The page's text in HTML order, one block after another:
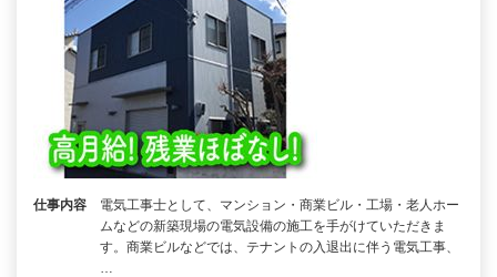
仕事内容
電気工事士として、マンション・商業ビル・工場・老人ホー
ムなどの新築現場の電気設備の施工を手がけていただきま
す。商業ビルなどでは、テナントの入退出に伴う電気工事、
…